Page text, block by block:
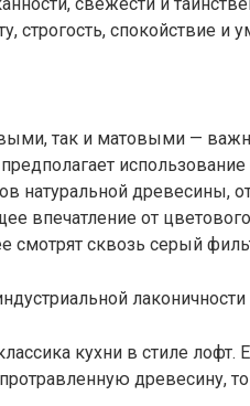
свежести и
строгость, спокойствие и
так и матовыми —
использование
натуральной древесины,
впечатление от
смотрят сквозь серый
кухни в стиле лофт.
древесину, то